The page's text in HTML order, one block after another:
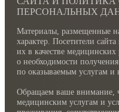
ПЕРСОНАЛЬНЫХ
Материалы, размещенные
характер. Посетители
их в качестве
о необходимости
по оказываемым услугам и
Обращаем ваше внимание,
медицинским услугам и